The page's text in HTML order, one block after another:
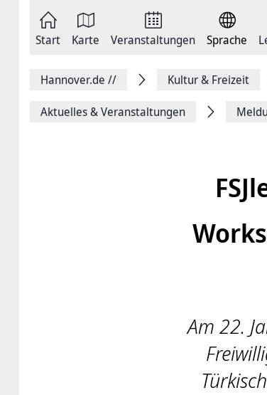
springen
Start Karte Veranstaltungen Sprache
FacebookHannover.de // Kultur & Freizeit
Aktuelles & Veranstaltungen
Am 22.